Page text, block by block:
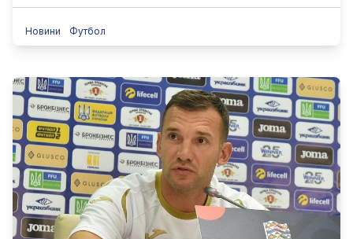
Новини Футбол